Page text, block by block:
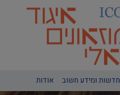
Main
navigation
אודות חדשות ומידע חשוב